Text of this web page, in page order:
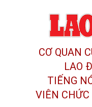
CƠ QUAN
LAO
TIẾNG
VIÊN CHỨC